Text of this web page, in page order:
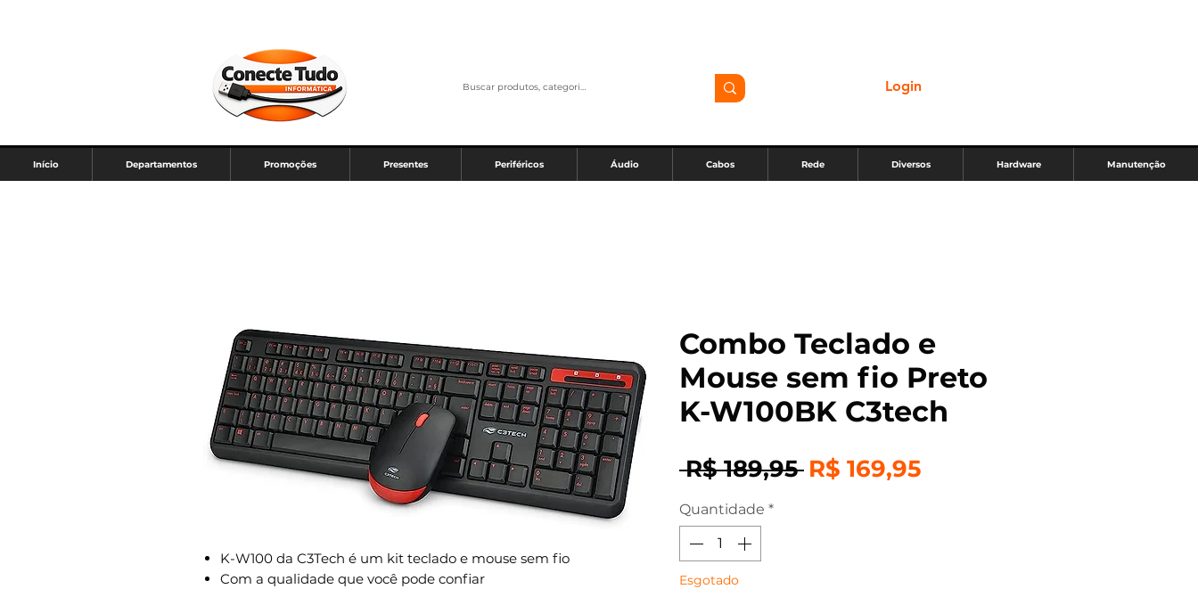
Login
K-W100 da C3Tech é um kit teclado e mouse sem fio
Com a qualidade que você pode confiar
Combo Teclado e
Mouse sem fio Preto
K-W100BK C3tech
R$ 189,95 Preço
R$ 169,95Preço
Quantidade *
Esgotado
Início Departamentos Promoções Presentes Periféricos Áudio Cabos Rede Diversos Hardware Manutenção